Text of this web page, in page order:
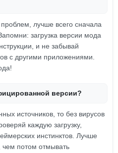
лучше всего сначала
загрузка версии мода
и не забывай
с другими приложениями.
версии?
источников, то без вирусов
каждую загрузку,
инстинктов. Лучше
чем потом отмывать